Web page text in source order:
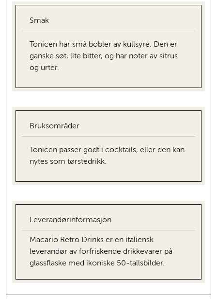
Smak
Tonicen har små bobler av kullsyre. Den er
ganske søt, lite bitter, og har noter av sitrus
og urter.
Bruksområder
Tonicen passer godt i cocktails, eller den kan
nytes som tørstedrikk.
Leverandørinformasjon
Macario Retro Drinks er en italiensk
leverandør av forfriskende drikkevarer på
glassflaske med ikoniske 50-tallsbilder.